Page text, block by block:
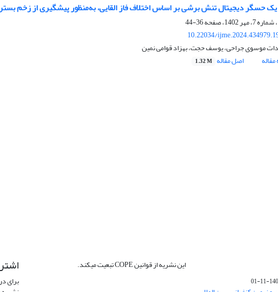
حسگر دیجیتال تنش برشی بر اساس اختلاف ‌فاز القایی، به‌منظور پیشگیری از زخم
36-44
10.22034/
موسوی جراحی، یوسف حجت، بهزاد قوامی نمین
اصل مقاله 1.32 M
1402-
این نشریه از قوانین COPE تبعیت میکند.
برای